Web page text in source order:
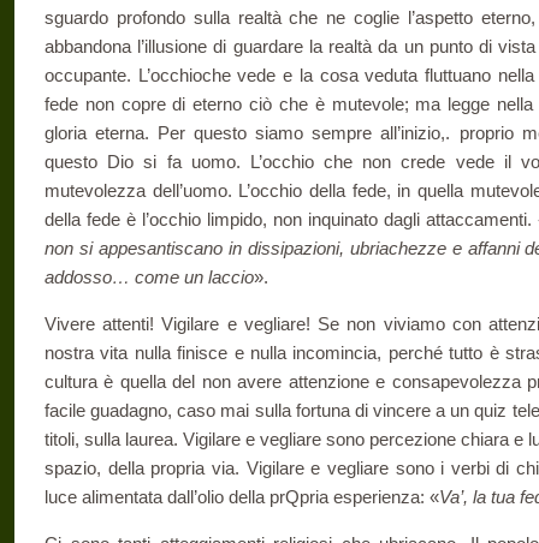
sguardo pro­fondo sulla realtà che ne coglie l’aspetto
abbandona l’illusione di guardare la realtà da un punto di
occupante. L’oc­chioche vede e la cosa veduta fluttuano
fede non copre di eterno ciò che è mutevole; ma legge
gloria eterna. Per questo siamo sempre all’inizio,. proprio
questo Dio si fa uomo. L’occhio che non crede vede il
mutevolezza dell’uomo. L’occhio della fede, in quella
della fede è l’occhio limpido, non inquinato dagli attaccamenti.
non si appesantiscano in dissipazioni, ubriachezze e affanni
addosso… come un laccio».
Vivere attenti! Vigilare e vegliare! Se non viviamo con
nostra vita nulla finisce e nulla incomincia, perché tutto è
cul­tura è quella del non avere attenzione e consapevolezza
facile guadagno, caso mai sulla fortuna di vincere a un quiz
titoli, sulla laurea. Vigilare e vegliare sono percezione chiara e
spazio, della propria via. Vigilare e ve­gliare sono i verbi di
luce ali­mentata dall’olio della prQpria esperienza: «Va’, la tua